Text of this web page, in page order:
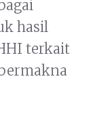
hasil
terkait